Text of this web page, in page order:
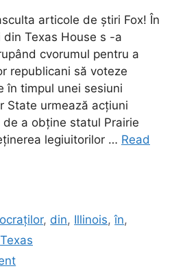
articole de știri Fox! În
Texas House s -a
cvorumul pentru a
republicani să voteze
în timpul unei sesiuni
State urmează acțiuni
a obține statul Prairie
legiuitorilor … Read
, din, Illinois,în,
Texas